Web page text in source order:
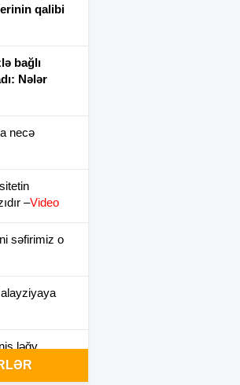
qalibi
bağlı
Nələr
necə
–Video
səfirimiz o
ləğv